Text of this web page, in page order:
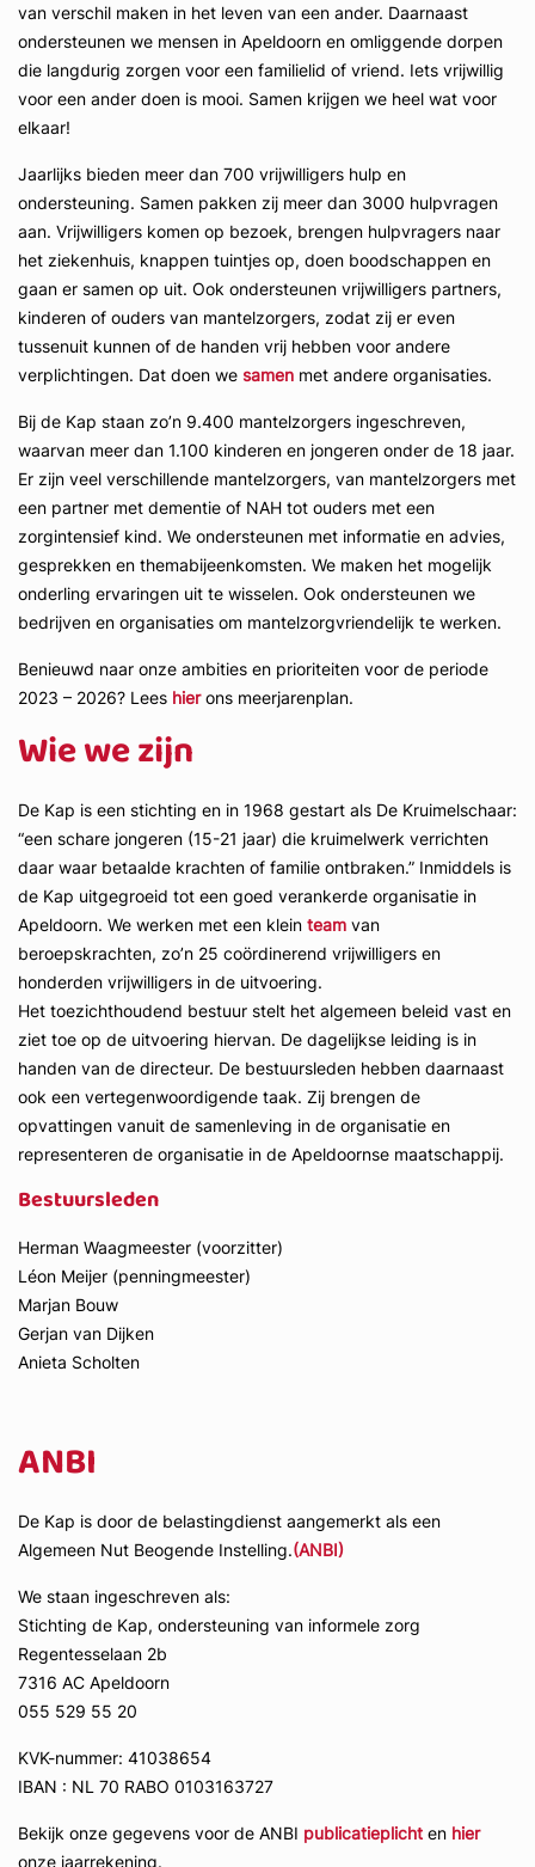
van verschil maken in het leven van een ander. Daarnaast
ondersteunen we mensen in Apeldoorn en omliggende dorpen
die langdurig zorgen voor een familielid of vriend. Iets vrijwillig
voor een ander doen is mooi. Samen krijgen we heel wat voor
elkaar!
Jaarlijks bieden meer dan 700 vrijwilligers hulp en
ondersteuning. Samen pakken zij meer dan 3000 hulpvragen
aan. Vrijwilligers komen op bezoek, brengen hulpvragers naar
het ziekenhuis, knappen tuintjes op, doen boodschappen en
gaan er samen op uit. Ook ondersteunen vrijwilligers partners,
kinderen of ouders van mantelzorgers, zodat zij er even
tussenuit kunnen of de handen vrij hebben voor andere
verplichtingen. Dat doen we samen met andere organisaties.
Bij de Kap staan zo’n 9.400 mantelzorgers ingeschreven,
waarvan meer dan 1.100 kinderen en jongeren onder de 18 jaar.
Er zijn veel verschillende mantelzorgers, van mantelzorgers met
een partner met dementie of NAH tot ouders met een
zorgintensief kind. We ondersteunen met informatie en advies,
gesprekken en themabijeenkomsten. We maken het mogelijk
onderling ervaringen uit te wisselen. Ook ondersteunen we
bedrijven en organisaties om mantelzorgvriendelijk te werken.
Benieuwd naar onze ambities en prioriteiten voor de periode
2023 – 2026? Lees hierons meerjarenplan.
Wie we zijn
De Kap is een stichting en in 1968 gestart als De Kruimelschaar:
“een schare jongeren (15-21 jaar) die kruimelwerk verrichten
daar waar betaalde krachten of familie ontbraken.” Inmiddels is
de Kap uitgegroeid tot een goed verankerde organisatie in
Apeldoorn. We werken met een klein team van
beroepskrachten, zo’n 25 coördinerend vrijwilligers en
honderden vrijwilligers in de uitvoering.
Het toezichthoudend bestuur stelt het algemeen beleid vast en
ziet toe op de uitvoering hiervan. De dagelijkse leiding is in
handen van de directeur. De bestuursleden hebben daarnaast
ook een vertegenwoordigende taak. Zij brengen de
opvattingen vanuit de samenleving in de organisatie en
representeren de organisatie in de Apeldoornse maatschappij.
Bestuursleden
Herman Waagmeester (voorzitter)
Léon Meijer (penningmeester)
Marjan Bouw
Gerjan van Dijken
Anieta Scholten
ANBI
De Kap is door de belastingdienst aangemerkt als een
Algemeen Nut Beogende Instelling.(ANBI)
We staan ingeschreven als:
Stichting de Kap, ondersteuning van informele zorg
Regentesselaan 2b
7316 AC Apeldoorn
055 529 55 20
KVK-nummer: 41038654
IBAN : NL 70 RABO 0103163727
Bekijk onze gegevens voor de ANBI publicatieplicht en hier
onze jaarrekening.